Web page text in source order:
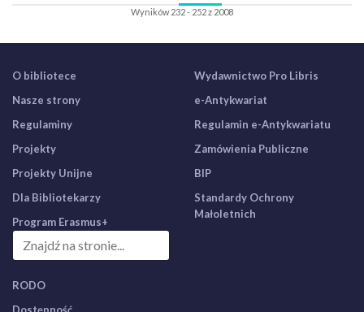
Wyników 232 - 252 z 2008
O bibliotece
Nasze strony
Regulaminy
Projekty
Projekty Unijne
Dla Bibliotekarzy
Program Erasmus+
Wydawnictwo Pro Libris
e-Antykwariat
Regulamin e-Antykwariatu
Zamówienia Publiczne
BIP
Standardy Ochrony
Małoletnich
RODO